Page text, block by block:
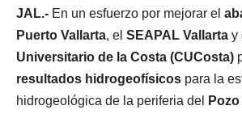
JAL.- En un esfuerzo por mejorar el
Puerto Vallarta, el SEAPAL Vallarta y
Universitario de la Costa (CUCosta)
resultados hidrogeofísicos para la
hidrogeológica de la periferia del
Pozo